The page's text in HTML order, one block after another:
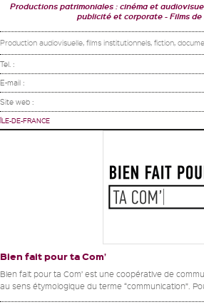
Productions patrimoniales : cinéma et
publicité et corporate
Films
Production audiovisuelle, films institutionnels, fiction,
Tel. :
E-mail :
Site web :
ÎLE-DE-FRANCE
Bien fait pour ta Com’
Bien fait pour ta Com’ est une coopérative de
au sens étymologique du terme “communication”.